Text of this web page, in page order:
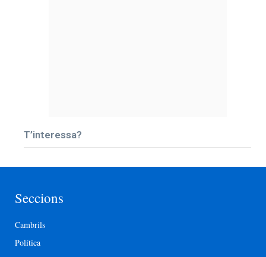
T’interessa?
Seccions
Cambrils
Política